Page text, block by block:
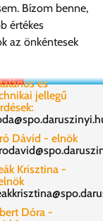
Bízom benne,
értékes
az önkéntesek
és
jellegű
Dávid - elnök
Krisztina -
Dóra -